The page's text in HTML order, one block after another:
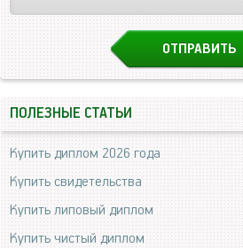
ПОЛЕЗНЫЕ СТАТЬИ
Купить диплом 2026 года
Купить свидетельства
Купить липовый диплом
Купить чистый диплом